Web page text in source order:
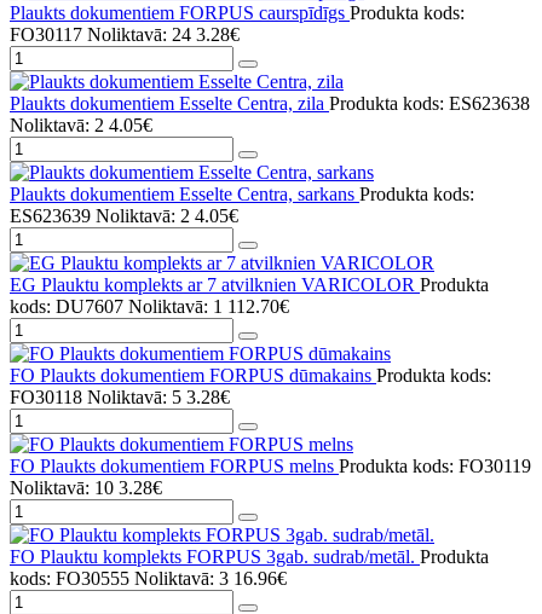
Plaukts dokumentiem FORPUS caurspīdīgs Produkta kods:
FO30117 Noliktavā: 24 3.28€
Plaukts dokumentiem Esselte Centra, zila Produkta kods: ES623638
Noliktavā: 2 4.05€
Plaukts dokumentiem Esselte Centra, sarkans Produkta kods:
ES623639 Noliktavā: 2 4.05€
EG Plauktu komplekts ar 7 atvilknien VARICOLOR Produkta
kods: DU7607 Noliktavā: 1 112.70€
FO Plaukts dokumentiem FORPUS dūmakains Produkta kods:
FO30118 Noliktavā: 5 3.28€
FO Plaukts dokumentiem FORPUS melns Produkta kods: FO30119
Noliktavā: 10 3.28€
FO Plauktu komplekts FORPUS 3gab. sudrab/metāl. Produkta
kods: FO30555 Noliktavā: 3 16.96€